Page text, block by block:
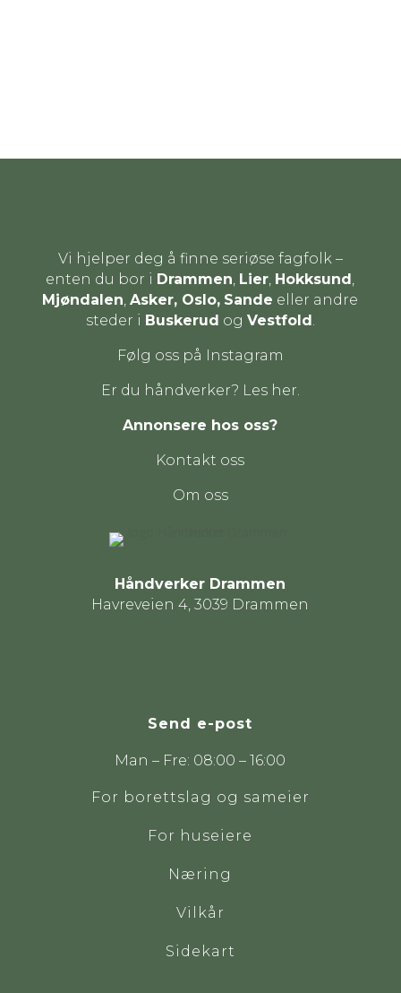
Vi hjelper deg å finne seriøse fagfolk –
enten du bor i Drammen, Lier, Hokksund,
Mjøndalen,Asker, Oslo, Sande eller andre
steder i Buskerud og Vestfold.
Følg oss på Instagram
Er du håndverker? Les her.
Annonsere hos oss?
Kontakt oss
Om oss
Håndverker Drammen
Havreveien 4, 3039 Drammen
Send e-post
Man – Fre: 08:00 – 16:00
For borettslag og sameier
For huseiere
Næring
Vilkår
Sidekart